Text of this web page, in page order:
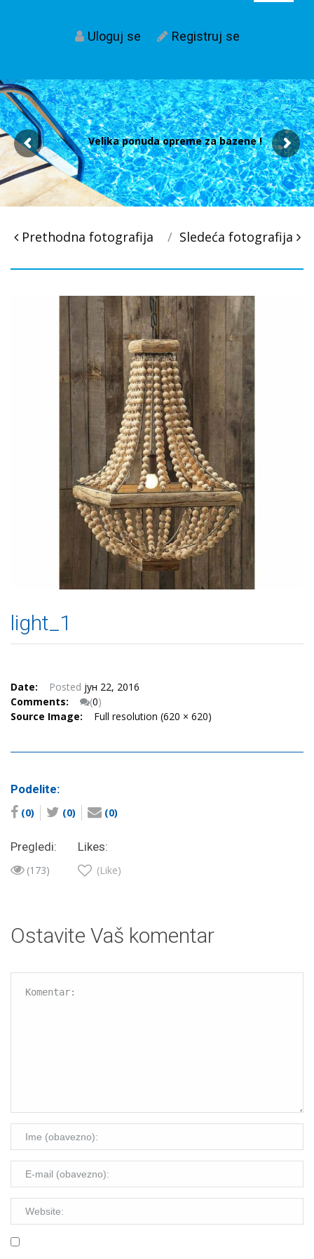
Uloguj se Registruj se
Velika ponuda opreme za bazene !
Post
Prethodna fotografija Sledeća fotografija
light_1
Date: Posted јун 22, 2016
Comments:
(0)
Source Image:
Full resolution (620 × 620)
Podelite:
(0) (0) (0)
Pregledi:
(173)
Likes:
(Like)
Ostavite Vaš komentar